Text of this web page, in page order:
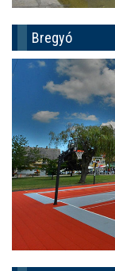
Bregyó